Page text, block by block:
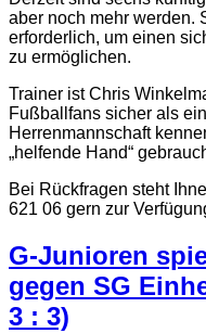
aber noch mehr werden.
erforderlich, um einen
zu ermöglichen.
Trainer ist Chris
Fußballfans sicher als
Herrenmannschaft
„helfende Hand“
Bei Rückfragen steht
621 06 gern zur
G-Junioren
gegen SG
3 : 3)